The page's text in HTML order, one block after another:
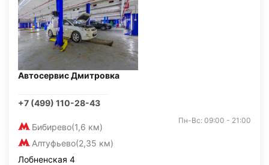
Автосервис Дмитровка
+7 (499) 110-28-43
Бибирево(1,6 км)
Алтуфьево(2,35 км)
Пн-Вс: 09:00 - 21:00
Лобненская 4